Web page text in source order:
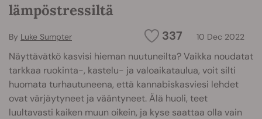
lämpöstressiltä
337 10 Dec 2022
By Luke Sumpter
Näyttävätkö kasvisi hieman nuutuneilta? Vaikka noudatat
tarkkaa ruokinta-, kastelu- ja valoaikataulua, voit silti
huomata turhautuneena, että kannabiskasviesi lehdet
ovat värjäytyneet ja vääntyneet. Älä huoli, teet
luultavasti kaiken muun oikein, ja kyse saattaa olla vain